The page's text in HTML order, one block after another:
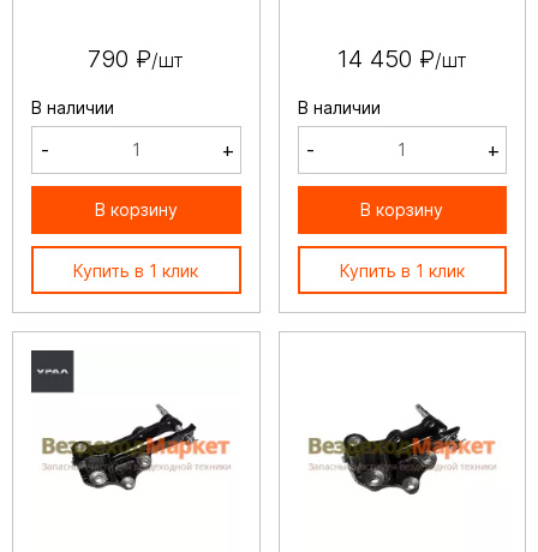
790 ₽/шт
В наличии
- +
В корзину
Купить в 1 клик
14 450 ₽/шт
В наличии
- +
В корзину
Купить в 1 клик